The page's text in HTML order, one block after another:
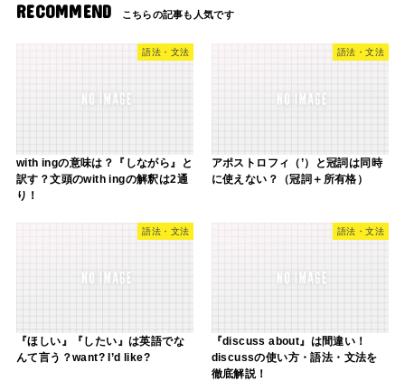
RECOMMEND
語法・文法
with ingの意味は？『しながら』と
訳す？文頭のwith ingの解釈は2通
り！
語法・文法
アポストロフィ（’）と冠詞は同時
に使えない？（冠詞＋所有格）
語法・文法
『ほしい』『したい』は英語でな
んて言う？want? I’d like?
語法・文法
『discuss about』は間違い！
discussの使い方・語法・文法を
徹底解説！